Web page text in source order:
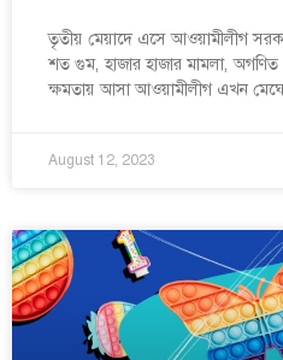
তৃতীয় মেয়াদে এসে আওয়ামীলীগ
শত গুম, হাজার হাজার মামলা,
ক্ষমতায় আসা আওয়ামীলীগ এখন
August 12, 2023